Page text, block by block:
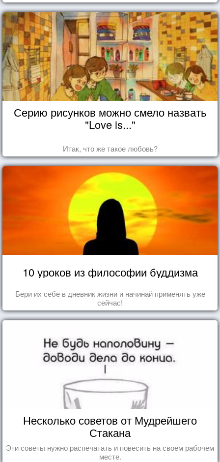
Серию рисунков можно смело назвать
"Love is..."
Итак, что же такое любовь?
10 уроков из философии буддизма
Бери их себе в дневник жизни и начинай применять уже
сейчас!
Несколько советов от Мудрейшего
Стакана
Эти советы нужно распечатать и повесить на своем рабочем
месте.